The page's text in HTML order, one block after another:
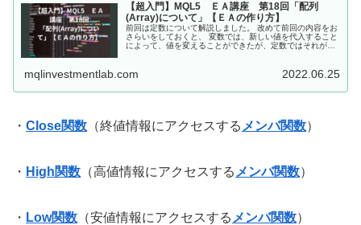
【超入門】MQL5 ＥＡ講座 第18回「配列
(Array)について」【ＥＡの作り方】
前回は定数について解説しました。 改めて前回の内容をお
さらいをしておくと、 変数では、新しい値を代入すること
によって、値を変えることができたが、定数ではそれがで
mqlinvestmentlab.com 2022.06.25
・ Close関数 （終値情報にアクセスする メンバ関数）
・ High関数 （高値情報にアクセスする メンバ関数）
・ Low関数 （安値情報にアクセスする メンバ関数）